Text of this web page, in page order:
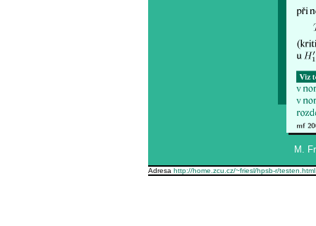
M.
Adresa http://home.zcu.cz/~friesl/hpsb-r/testen.html